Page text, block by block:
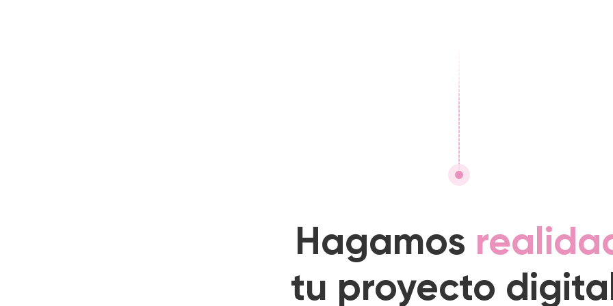
Hagamos
tu proyecto